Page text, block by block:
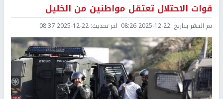
قوات الاحتلال تعتقل مواطنين من الخليل
تم النشر بتاريخ: 2025-12-22 08:26 اخر تحديث: 2025-12-22 08:37